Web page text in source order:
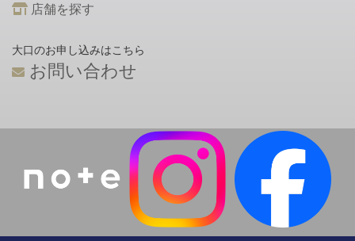
店舗を探す
大口のお申し込みはこちら
お問い合わせ